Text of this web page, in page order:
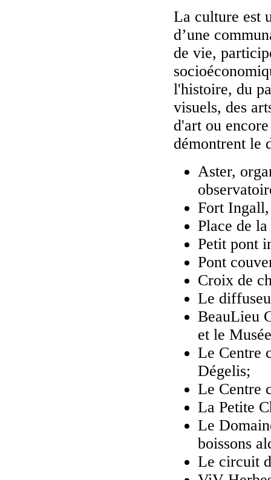
La culture est
d’une
de vie,
l'histoire, du
visuels, des
d'art ou
démontrent le
Aster,
Fort
Place de
Petit pont
Pont
Croix de
Le
BeauLieu
et le
Le Centre
Dégelis;
Le Centre
La Petite
Le
boissons
Le circuit